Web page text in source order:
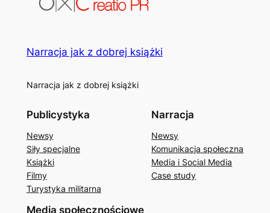
Narracja jak z dobrej książki
Narracja jak z dobrej książki
Publicystyka
Newsy
Siły specjalne
Książki
Filmy
Turystyka militarna
Narracja
Newsy
Komunikacja społeczna
Media i Social Media
Case study
Media społecznościowe